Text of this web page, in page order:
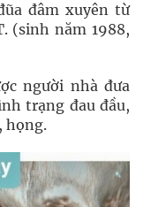
đâm xuyên từ
(sinh năm 1988,
người nhà đưa
trạng đau đầu,
họng.